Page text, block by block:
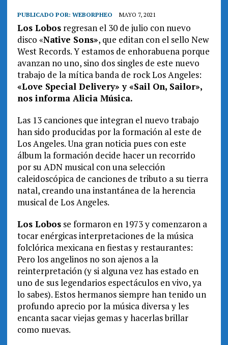
PUBLICADO POR: WEBORPHEO MAYO 7, 2021
Los Lobosregresan el 30 de julio con nuevo
disco «Native Sons», que editan con el sello New
West Records. Y estamos de enhorabuena porque
avanzan no uno, sino dos singles de este nuevo
trabajo de la mítica banda de rock Los Angeles:
«Love Special Delivery» y «Sail On, Sailor»,
nos informa Alicia Música.
Las 13 canciones que integran el nuevo trabajo
han sido producidas por la formación al este de
Los Angeles. Una gran noticia pues con este
álbum la formación decide hacer un recorrido
por su ADN musical con una selección
caleidoscópica de canciones de tributo a su tierra
natal, creando una instantánea de la herencia
musical de Los Angeles.
Los Lobosse formaron en 1973 y comenzaron a
tocar enérgicas interpretaciones de la música
folclórica mexicana en fiestas y restaurantes:
Pero los angelinos no son ajenos a la
reinterpretación (y si alguna vez has estado en
uno de sus legendarios espectáculos en vivo, ya
lo sabes). Estos hermanos siempre han tenido un
profundo aprecio por la música diversa y les
encanta sacar viejas gemas y hacerlas brillar
como nuevas.